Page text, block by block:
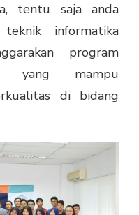
tentu saja anda
informatika
program
yang mampu
di bidang